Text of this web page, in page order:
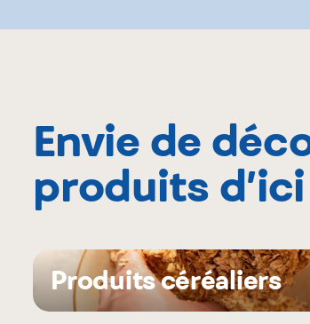
Envie de
produits
Produits céréaliers